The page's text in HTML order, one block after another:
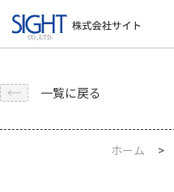
一覧に戻る
ホーム